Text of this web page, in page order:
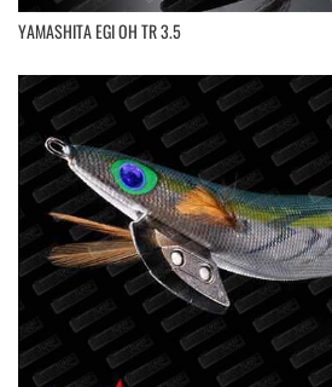
YAMASHITA EGI OH TR 3.5